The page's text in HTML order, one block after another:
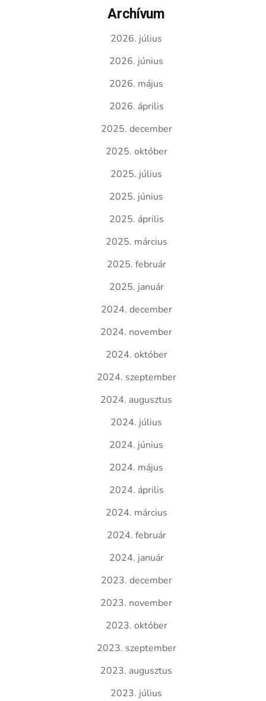
Archívum
2026. július
2026. június
2026. május
2026. április
2025. december
2025. október
2025. július
2025. június
2025. április
2025. március
2025. február
2025. január
2024. december
2024. november
2024. október
2024. szeptember
2024. augusztus
2024. július
2024. június
2024. május
2024. április
2024. március
2024. február
2024. január
2023. december
2023. november
2023. október
2023. szeptember
2023. augusztus
2023. július